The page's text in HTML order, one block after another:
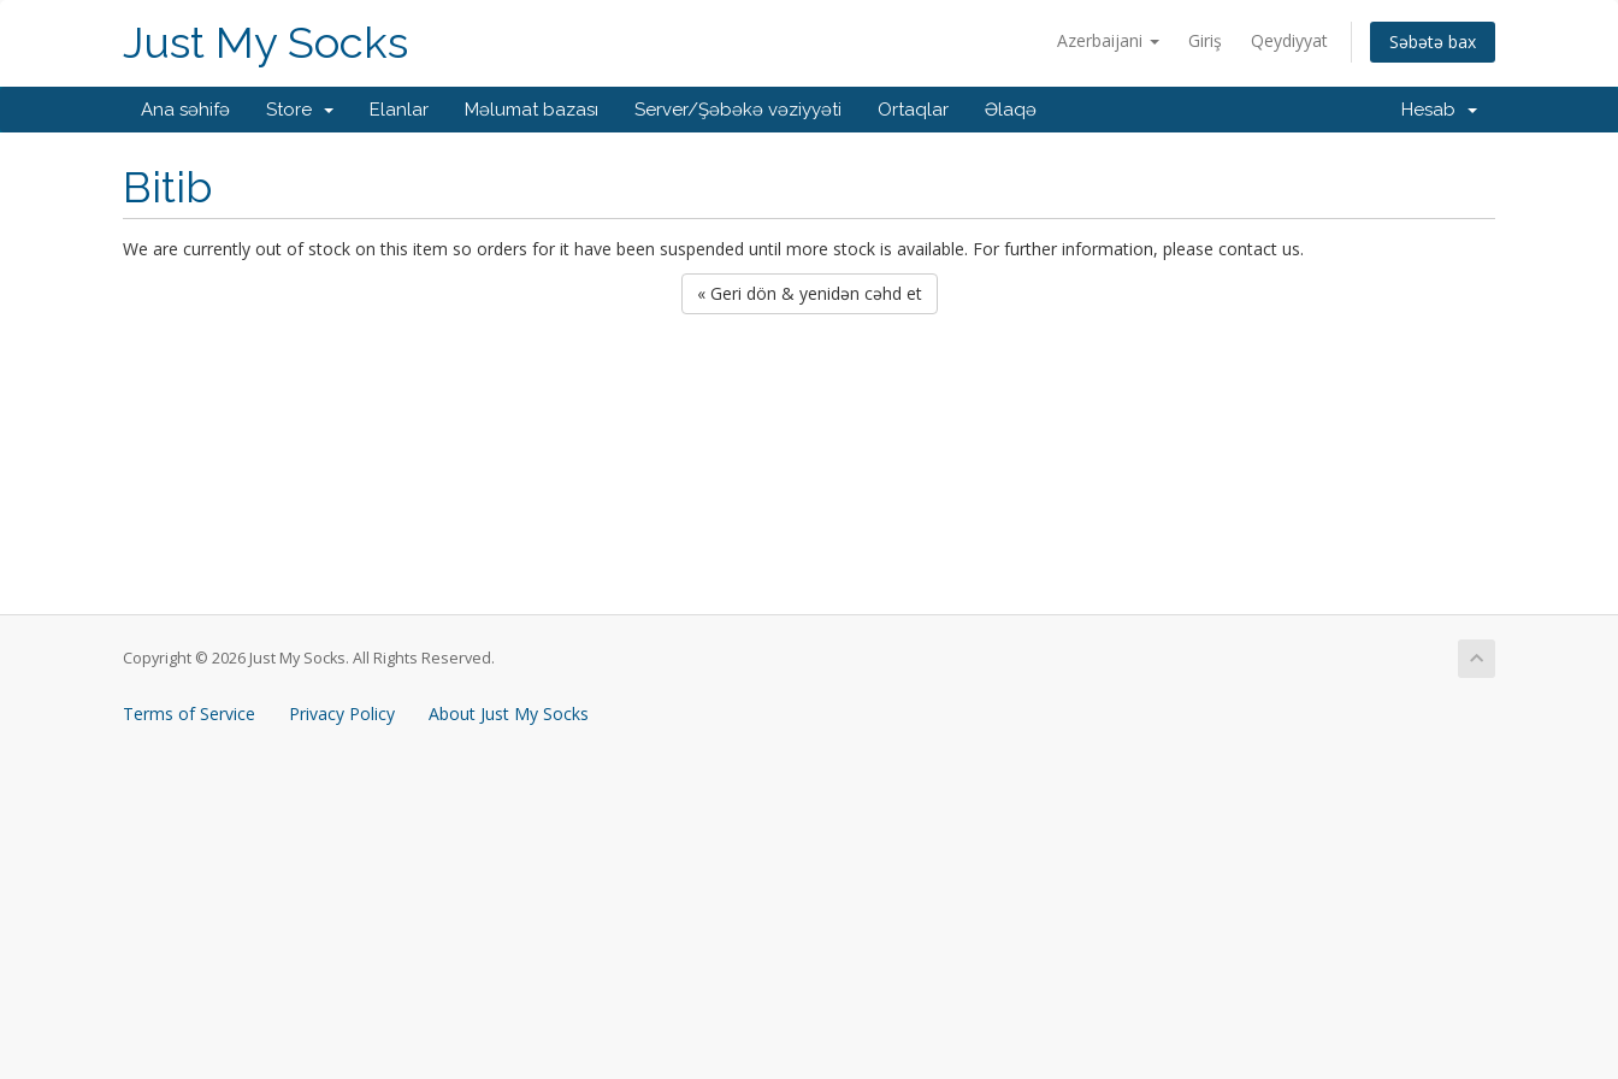
Azerbaijani Giriş Qeydiyyat Səbətə bax
Just My Socks
Ana səhifə Store Elanlar Məlumat bazası Server/Şəbəkə vəziyyəti Ortaqlar Əlaqə Hesab
Bitib
We are currently out of stock on this item so orders for it have been suspended until more stock is available. For further information, please contact us.
« Geri dön & yenidən cəhd et
Copyright © 2026 Just My Socks. All Rights Reserved.
Terms of Service Privacy Policy About Just My Socks